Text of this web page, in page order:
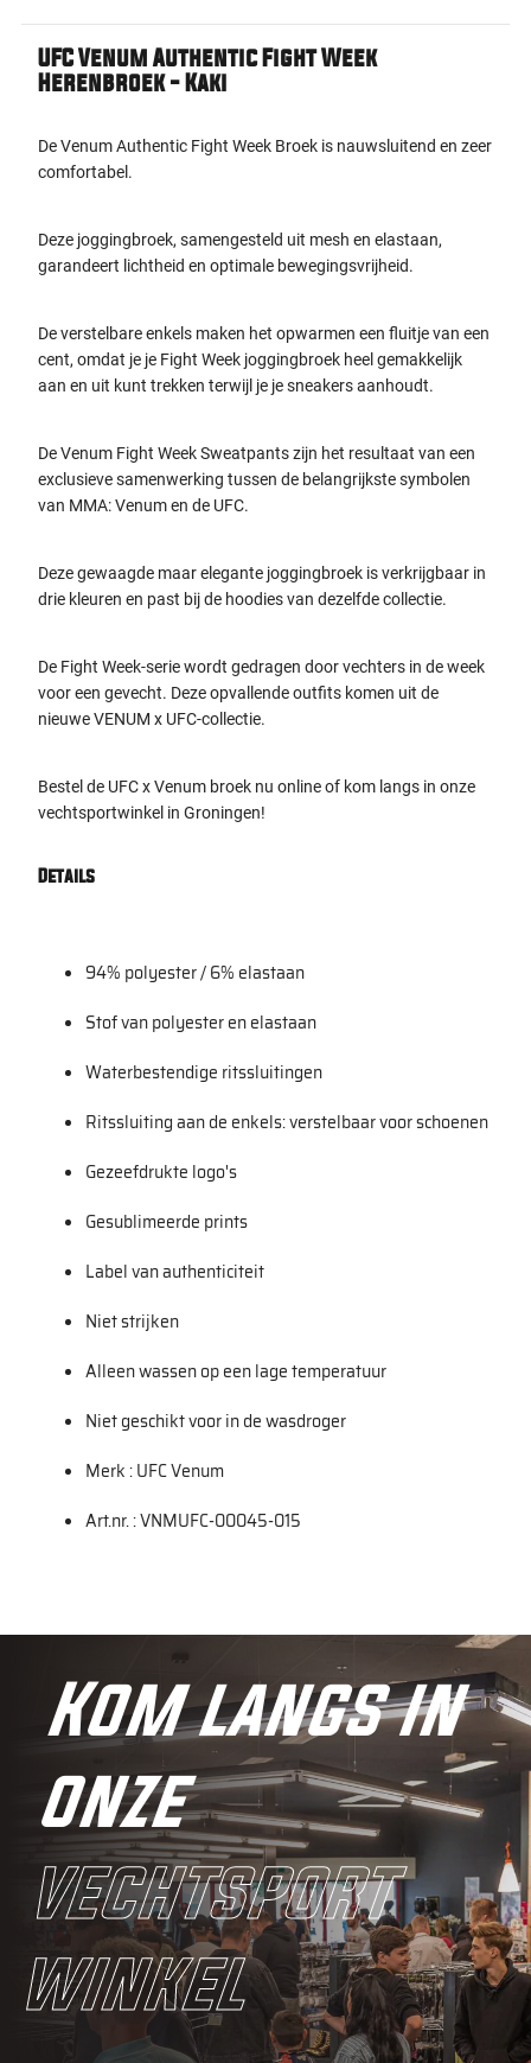
UFC Venum Authentic Fight Week
Herenbroek - Kaki
De Venum Authentic Fight Week Broek is nauwsluitend en zeer
comfortabel.
Deze joggingbroek, samengesteld uit mesh en elastaan,
garandeert lichtheid en optimale bewegingsvrijheid.
De verstelbare enkels maken het opwarmen een fluitje van een
cent, omdat je je Fight Week joggingbroek heel gemakkelijk
aan en uit kunt trekken terwijl je je sneakers aanhoudt.
De Venum Fight Week Sweatpants zijn het resultaat van een
exclusieve samenwerking tussen de belangrijkste symbolen
van MMA: Venum en de UFC.
Deze gewaagde maar elegante joggingbroek is verkrijgbaar in
drie kleuren en past bij de hoodies van dezelfde collectie.
De Fight Week-serie wordt gedragen door vechters in de week
voor een gevecht. Deze opvallende outfits komen uit de
nieuwe VENUM x UFC-collectie.
Bestel de UFC x Venum broek nu online of kom langs in onze
vechtsportwinkel in Groningen!
Details
94% polyester / 6% elastaan
Stof van polyester en elastaan
Waterbestendige ritssluitingen
Ritssluiting aan de enkels: verstelbaar voor schoenen
Gezeefdrukte logo's
Gesublimeerde prints
Label van authenticiteit
Niet strijken
Alleen wassen op een lage temperatuur
Niet geschikt voor in de wasdroger
Merk : UFC Venum
Art.nr. : VNMUFC-00045-015
Kom langs in
onze
vechtsport
winkel